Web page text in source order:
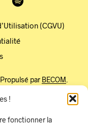
!
fonctionner la
(CGVU)
par BECOM.